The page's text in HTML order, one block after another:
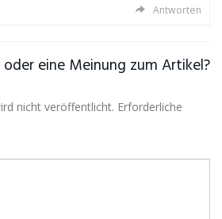
Antworten
eine Meinung zum Artikel?
nicht veröffentlicht. Erforderliche